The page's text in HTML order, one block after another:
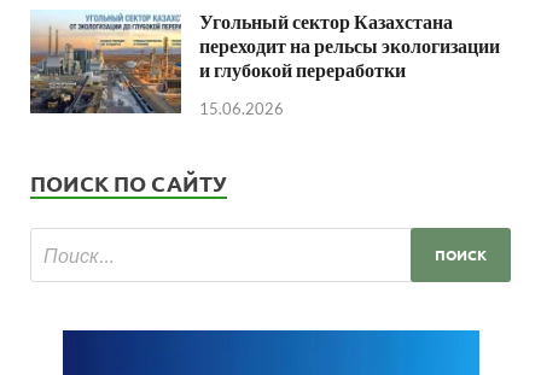
Угольный сектор Казахстана
переходит на рельсы экологизации
и глубокой переработки
15.06.2026
ПОИСК ПО САЙТУ